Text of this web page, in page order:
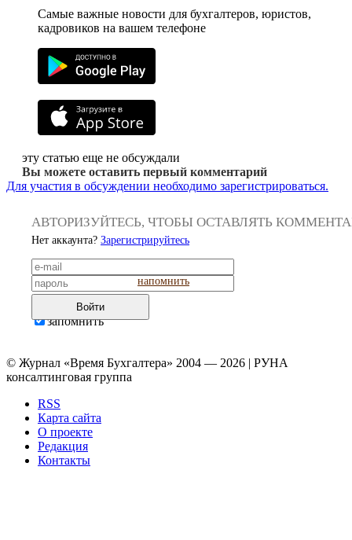
Самые важные новости для бухгалтеров, юристов,
кадровиков на вашем телефоне
эту статью еще не обсуждали
Вы можете оставить первый комментарий
Для участия в обсуждении необходимо зарегистрироваться.
АВТОРИЗУЙТЕСЬ, ЧТОБЫ ОСТАВЛЯТЬ
Нет аккаунта? Зарегистрируйтесь
напомнить
Войти
запомнить
© Журнал «Время Бухгалтера» 2004 — 2026 | РУНА
консалтинговая группа
RSS
Карта сайта
О проекте
Редакция
Контакты